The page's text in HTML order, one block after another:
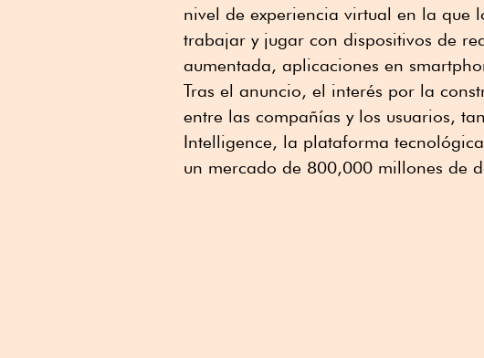
nivel de experiencia virtual en la que
trabajar y jugar con dispositivos de
aumentada, aplicaciones en
Tras el anuncio, el interés por la
entre las compañías y los usuarios,
Intelligence, la plataforma
un mercado de 800,000 millones de